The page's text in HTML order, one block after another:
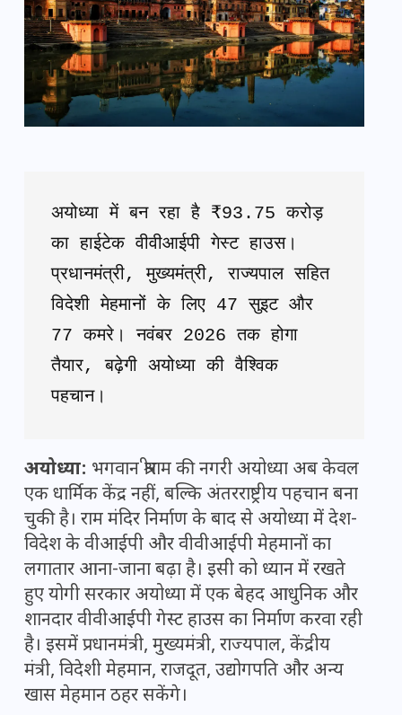
अयोध्या में बन रहा है ₹93.75 करोड़
का हाईटेक वीवीआईपी गेस्ट हाउस।
प्रधानमंत्री, मुख्यमंत्री, राज्यपाल सहित
विदेशी मेहमानों के लिए 47 सुइट और
77 कमरे। नवंबर 2026 तक होगा
तैयार, बढ़ेगी अयोध्या की वैश्विक
पहचान।
अयोध्या: भगवान श्रीराम की नगरी अयोध्या अब केवल
एक धार्मिक केंद्र नहीं, बल्कि अंतरराष्ट्रीय पहचान बना
चुकी है। राम मंदिर निर्माण के बाद से अयोध्या में देश-
विदेश के वीआईपी और वीवीआईपी मेहमानों का
लगातार आना-जाना बढ़ा है। इसी को ध्यान में रखते
हुए योगी सरकार अयोध्या में एक बेहद आधुनिक और
शानदार वीवीआईपी गेस्ट हाउस का निर्माण करवा रही
है। इसमें प्रधानमंत्री, मुख्यमंत्री, राज्यपाल, केंद्रीय
मंत्री, विदेशी मेहमान, राजदूत, उद्योगपति और अन्य
खास मेहमान ठहर सकेंगे।